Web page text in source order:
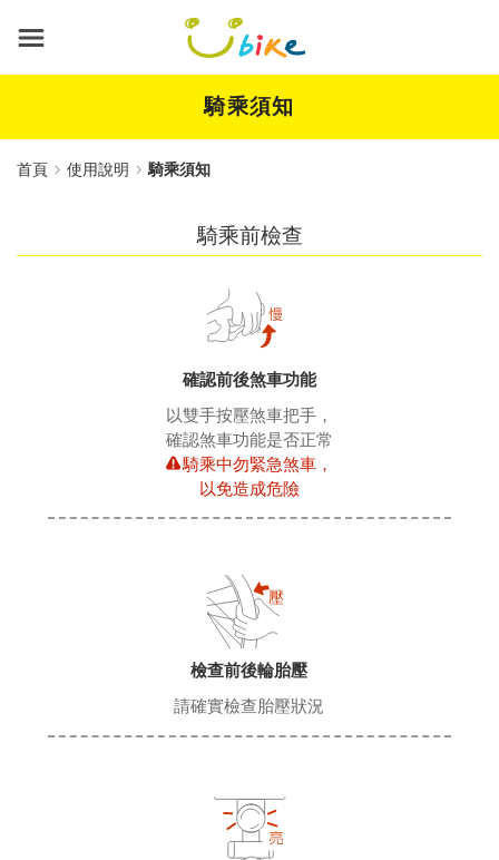
要
騎乘須知
首頁 使用說明 騎乘須知
騎乘前檢查
確認前後煞車功能
以雙手按壓煞車把手，
確認煞車功能是否正常
騎乘中勿緊急煞車，
以免造成危險
檢查前後輪胎壓
請確實檢查胎壓狀況